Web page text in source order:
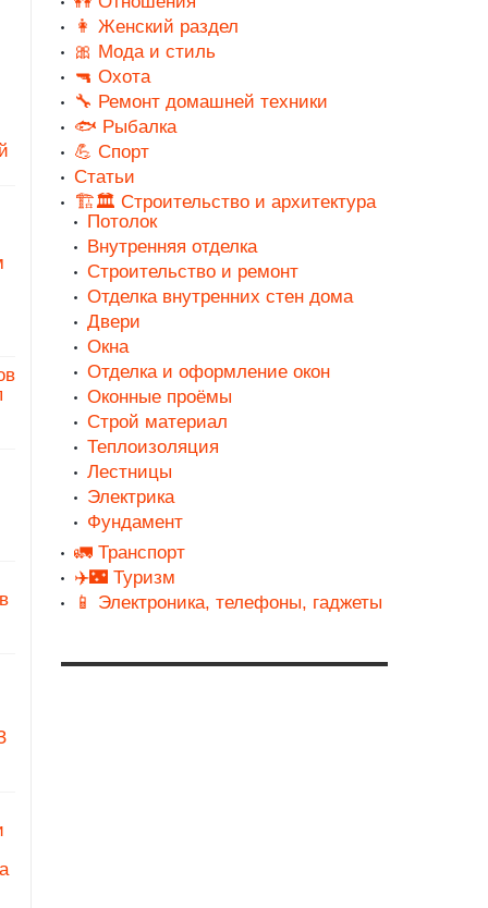
👩 Женский раздел
🎀 Мода и стиль
🔫 Охота
🔧 Ремонт домашней техники
🐟 Рыбалка
💪 Спорт
Статьи
🏗️🏛️ Строительство и архитектура
Потолок
Внутренняя отделка
Строительство и ремонт
Отделка внутренних стен дома
Двери
Окна
Отделка и оформление окон
Оконные проёмы
Строй материал
Теплоизоляция
Лестницы
Электрика
Фундамент
🚛 Транспорт
✈️🌃 Туризм
📱 Электроника, телефоны, гаджеты